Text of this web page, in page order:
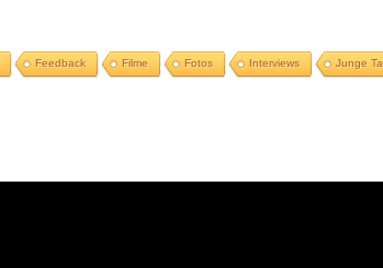
Feedback Filme Fotos Interviews Junge